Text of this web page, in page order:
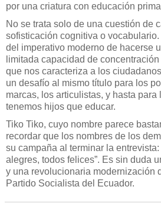
por una criatura con educación
No se trata solo de una cuestión de
sofisticación cognitiva o
del imperativo moderno de hacerse
limitada capacidad de
que nos caracteriza a los
un desafío al mismo título para los
marcas, los articulistas, y hasta para
tenemos hijos que educar.
Tiko Tiko, cuyo nombre parece
recordar que los nombres de los
su campaña al terminar la
alegres, todos felices”. Es sin duda
y una revolucionaria modernización
Partido Socialista del Ecuador.